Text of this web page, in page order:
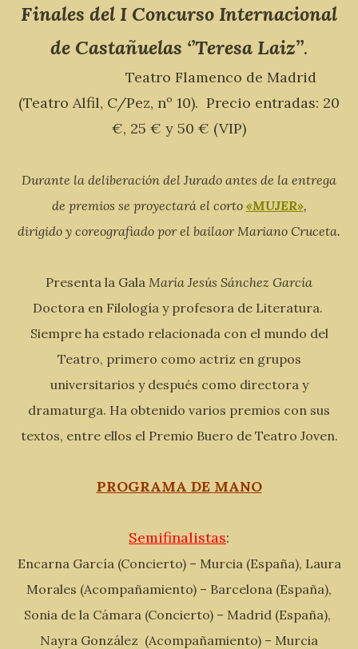
Finales del I Concurso Internacional
de Castañuelas ‘’Teresa Laiz’’.
Teatro Flamenco de Madrid
(Teatro Alfil, C/Pez, nº 10). Precio entradas: 20
€, 25 € y 50 € (VIP)
Durante la deliberación del Jurado antes de la entrega
de premios se proyectará el corto «MUJER»,
dirigido y coreografiado por el bailaor Mariano Cruceta.
Presenta la Gala María Jesús Sánchez García
Doctora en Filología y profesora de Literatura.
Siempre ha estado relacionada con el mundo del
Teatro, primero como actriz en grupos
universitarios y después como directora y
dramaturga. Ha obtenido varios premios con sus
textos, entre ellos el Premio Buero de Teatro Joven.
PROGRAMA DE MANO
Semifinalistas:
Encarna García (Concierto) – Murcia (España), Laura
Morales (Acompañamiento) – Barcelona (España),
Sonia de la Cámara (Concierto) – Madrid (España),
Nayra González (Acompañamiento) – Murcia